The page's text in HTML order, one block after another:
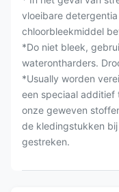
vloeibare
chloorbleekmiddel
*Do niet bleek,
waterontharders.
*Usually worden
een speciaal additief
onze geweven
de kledingstukken
gestreken.